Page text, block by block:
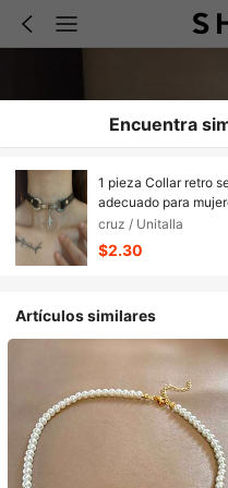
Encuentra
1 pieza Collar retro
adecuado para
baddie como regalo
cruz / Unitalla
$2.30
Artículos similares